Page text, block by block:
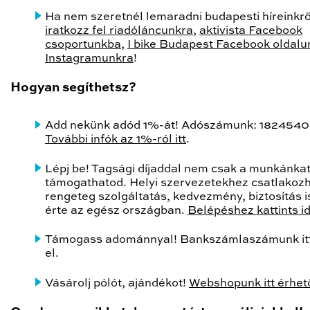
Ha nem szeretnél lemaradni budapesti
iratkozz fel riadóláncunkra, aktivista Facebook
csoportunkba,
I bike Budapest Facebook
Instagramunkra!
Hogyan segíthetsz?
Add nekünk adód 1%-át! Adószámunk:
További infók az 1%-ról itt.
Lépj be! Tagsági díjaddal nem csak a munkánkat
támogathatod. Helyi szervezetekhez
rengeteg szolgáltatás, kedvezmény, biztosítás
érte az egész országban. Belépéshez kattints
Támogass adománnyal! Bankszámlaszámunk
el.
Vásárolj pólót, ajándékot! Webshopunk itt